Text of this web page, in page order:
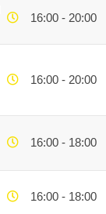
16:00 - 20:00
16:00 - 20:00
16:00 - 18:00
16:00 - 18:00